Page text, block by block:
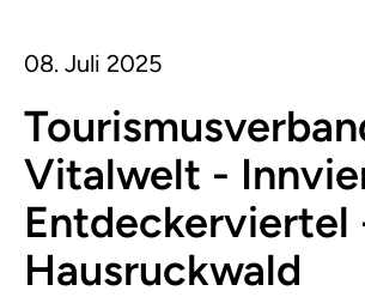
08. Juli 2025
Vitalwelt -
Entdeckerviertel
Hausruckwald